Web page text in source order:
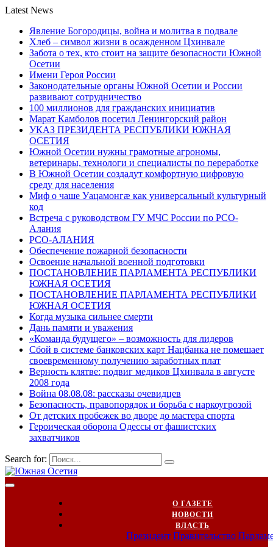
Latest News
Явление Богородицы, война и молитва в подвале
Хлеб – символ жизни в осажденном Цхинвале
Забота о тех, кто стоит на защите безопасности Южной
Осетии
Имени Героя России
Законодательные органы Южной Осетии и России
развивают сотрудничество
100 миллионов для гражданских инициатив
Марат Камболов посетил Ленингорский район
УКАЗ ПРЕЗИДЕНТА РЕСПУБЛИКИ ЮЖНАЯ
ОСЕТИЯ
Южной Осетии нужны грамотные агрономы,
ветеринары, технологи и специалисты по переработке
В Южной Осетии создадут комфортную цифровую
среду для населения
Миф о чаше Уацамонгæ как универсальный культурный
код
Встреча с руководством ГУ МЧС России по РСО-
Алания
РСО-АЛАНИЯ
Обеспечение пожарной безопасности
Освоение начальной военной подготовки
ПОСТАНОВЛЕНИЕ ПАРЛАМЕНТА РЕСПУБЛИКИ
ЮЖНАЯ ОСЕТИЯ
ПОСТАНОВЛЕНИЕ ПАРЛАМЕНТА РЕСПУБЛИКИ
ЮЖНАЯ ОСЕТИЯ
Когда музыка сильнее смерти
Дань памяти и уважения
«Команда будущего» – возможность для лидеров
Сбой в системе банковских карт Нацбанка не помешает
своевременному получению заработных плат
Верность клятве: подвиг медиков Цхинвала в августе
2008 года
Война 08.08.08: рассказы очевидцев
Безопасность, правопорядок и борьба с наркоугрозой
От детских пробежек во дворе до мастера спорта
Героическая оборона Одессы от фашистских
захватчиков
Search for:
О ГАЗЕТЕ
НОВОСТИ
ВЛАСТЬ
Президент Правительство